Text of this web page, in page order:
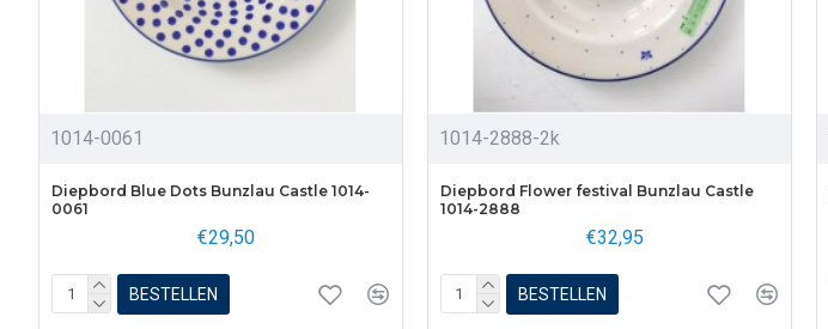
1014-0061
Diepbord Blue Dots Bunzlau Castle 1014-
0061
€29,50
BESTELLEN
1014-2888-2k
Diepbord Flower festival Bunzlau Castle
1014-2888
€32,95
BESTELLEN